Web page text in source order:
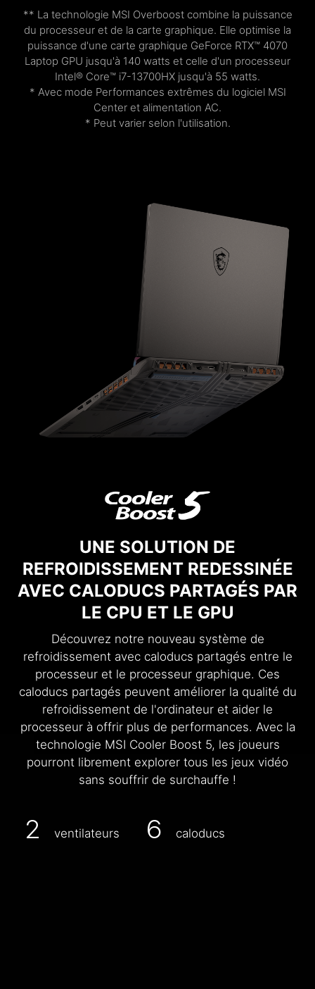
** La technologie MSI Overboost combine la puissance
du processeur et de la carte graphique. Elle optimise la
puissance d'une carte graphique GeForce RTX™ 4070
Laptop GPU jusqu'à 140 watts et celle d'un processeur
Intel® Core™ i7-13700HX jusqu'à 55 watts.
* Avec mode Performances extrêmes du logiciel MSI
Center et alimentation AC.
* Peut varier selon l'utilisation.
UNE SOLUTION DE
REFROIDISSEMENT REDESSINÉE
AVEC CALODUCS PARTAGÉS PAR
LE CPU ET LE GPU
Découvrez notre nouveau système de
refroidissement avec caloducs partagés entre le
processeur et le processeur graphique. Ces
caloducs partagés peuvent améliorer la qualité du
refroidissement de l'ordinateur et aider le
processeur à offrir plus de performances. Avec la
technologie MSI Cooler Boost 5, les joueurs
pourront librement explorer tous les jeux vidéo
sans souffrir de surchauffe !
2 ventilateurs 6 caloducs